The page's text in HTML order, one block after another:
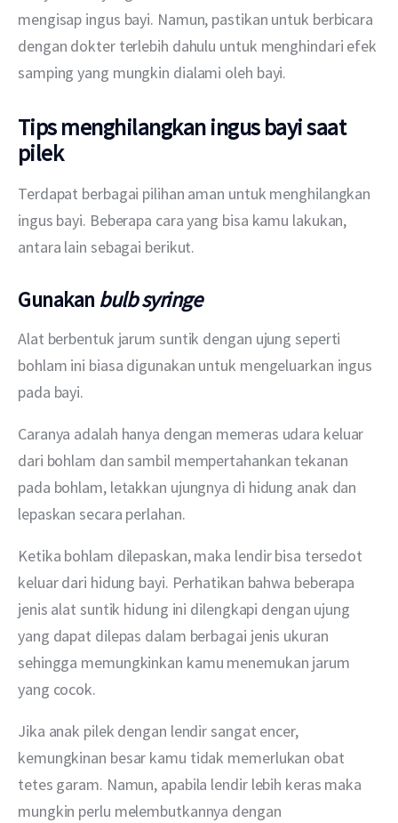
mengisap ingus bayi. Namun, pastikan untuk berbicara
dengan dokter terlebih dahulu untuk menghindari efek
samping yang mungkin dialami oleh bayi.
Tips menghilangkan ingus bayi saat
pilek
Terdapat berbagai pilihan aman untuk menghilangkan
ingus bayi. Beberapa cara yang bisa kamu lakukan,
antara lain sebagai berikut.
Gunakan bulb syringe
Alat berbentuk jarum suntik dengan ujung seperti
bohlam ini biasa digunakan untuk mengeluarkan ingus
pada bayi.
Caranya adalah hanya dengan memeras udara keluar
dari bohlam dan sambil mempertahankan tekanan
pada bohlam, letakkan ujungnya di hidung anak dan
lepaskan secara perlahan.
Ketika bohlam dilepaskan, maka lendir bisa tersedot
keluar dari hidung bayi. Perhatikan bahwa beberapa
jenis alat suntik hidung ini dilengkapi dengan ujung
yang dapat dilepas dalam berbagai jenis ukuran
sehingga memungkinkan kamu menemukan jarum
yang cocok.
Jika anak pilek dengan lendir sangat encer,
kemungkinan besar kamu tidak memerlukan obat
tetes garam. Namun, apabila lendir lebih keras maka
mungkin perlu melembutkannya dengan